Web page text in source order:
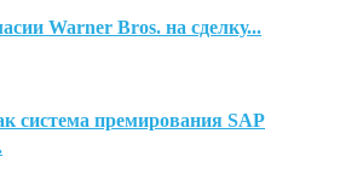
Warner Bros. на сделку...
система премирования SAP